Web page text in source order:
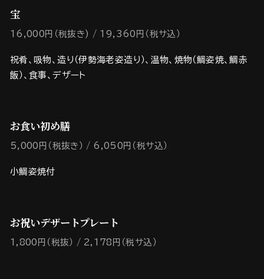
宝
16,000円（税抜き) 19,360円（税サ込）
祝肴、吸物、造り（伊勢海老姿造り）、温物、焼物（鯛姿焼、鯛赤
飯）、食事、デザート
お食い初め膳
5,000円（税抜き） 6,050円（税サ込）
小鯛姿焼付
お祝いデザートプレート
1,800円（税抜） 2,178円（税サ込）